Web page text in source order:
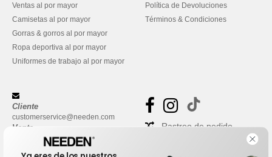
Ventas al por mayor
Camisetas al por mayor
Gorras & gorros al por mayor
Ropa deportiva al por mayor
Uniformes de trabajo al por mayor
Política de Devoluciones
Términos & Condiciones
Cliente
customerservice@needen.com
Venta
sales@needen.com
Rastreo de pedido